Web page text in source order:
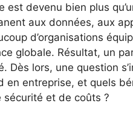
est devenu bien plus
aux données, aux
d’organisations
globale. Résultat, un
Dès lors, une question
en entreprise, et quels
et de coûts ?